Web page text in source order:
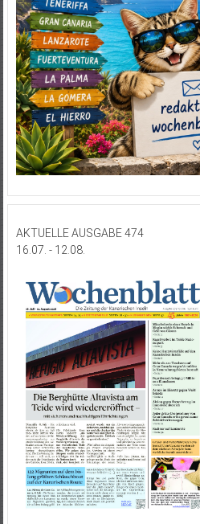
AKTUELLE AUSGABE 474
16.07. - 12.08.